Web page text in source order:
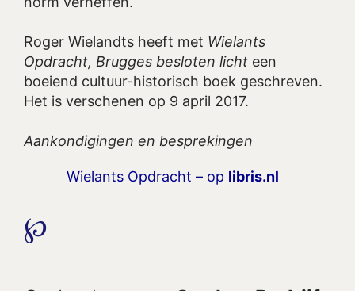
Roger Wielandts heeft met Wielants
Opdracht, Brugges besloten licht een
boeiend cultuur-historisch boek geschreven.
Het is verschenen op 9 april 2017.
Aankondigingen en besprekingen
Wielants Opdracht – op libris.nl
℘